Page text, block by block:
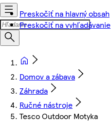
Preskočiť na hlavný obsah
Preskočiť na vyhľadávanie
Domov a zábava
Záhrada
Ručné nástroje
Tesco Outdoor Motyka